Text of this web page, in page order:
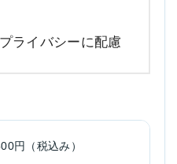
ライバシーに配慮
円（税込み）